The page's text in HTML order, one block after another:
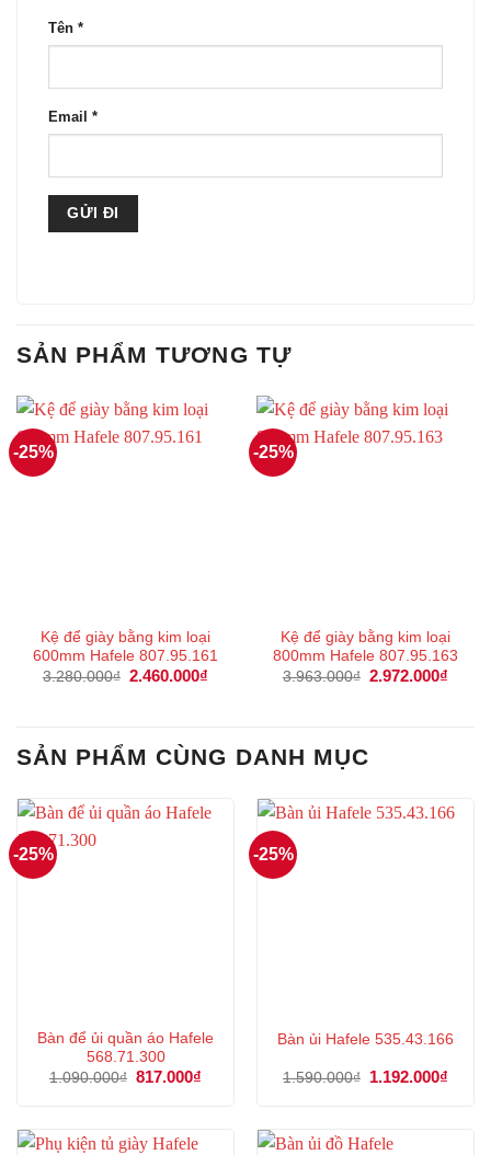
Tên *
Email *
SẢN PHẨM TƯƠNG TỰ
-25%
Kệ để giày bằng kim loại
600mm Hafele 807.95.161
3.280.000₫ Giá
2.460.000₫
-25%
Kệ để giày bằng kim loại
800mm Hafele 807.95.163
3.963.000₫ Giá
2.972.000₫
SẢN PHẨM CÙNG DANH MỤC
-25%
Bàn để ủi quần áo Hafele
568.71.300
1.090.000₫ Giá
817.000₫
817.000₫.
-25%
Bàn ủi Hafele 535.43.166
1.590.000₫
Giá
1.192.000₫